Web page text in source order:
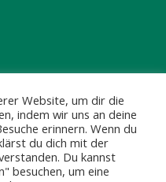
Website, um dir die
indem wir uns an deine
erinnern. Wenn du
du dich mit der
Du kannst
besuchen, um eine